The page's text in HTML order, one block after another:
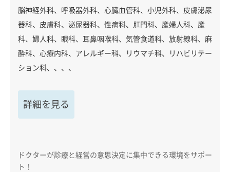
脳神経外科、呼吸器外科、心臓血管科、小児外科、皮膚泌尿
器科、皮膚科、泌尿器科、性病科、肛門科、産婦人科、産
科、婦人科、眼科、耳鼻咽喉科、気管食道科、放射線科、麻
酔科、心療内科、アレルギー科、リウマチ科、リハビリテー
ション科、、、、
詳細を見る
ドクターが診療と経営の意思決定に集中できる環境をサポー
ト！